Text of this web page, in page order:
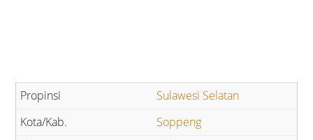
Sulawesi Selatan
Soppeng